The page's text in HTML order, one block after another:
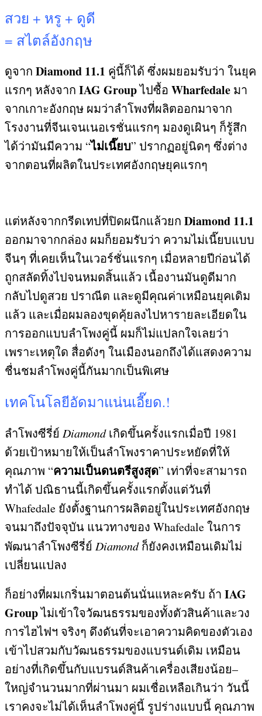
สวย + หรู + ดูดี
= สไตล์อังกฤษ
ดูจาก Diamond 11.1 คู่นี้ก็ได้ ซึ่งผมยอมรับว่า ในยุค
แรกๆ หลังจาก IAG Groupไปซื้อ Wharfedale มา
จากเกาะอังกฤษ ผมว่าลำโพงที่ผลิตออกมาจาก
โรงงานที่จีนเจนเนอเรชั่นแรกๆ มองดูเผินๆ ก็รู้สึก
ได้ว่ามันมีความ “ไม่เนี๊ยบ” ปรากฏอยู่นิดๆ ซึ่งต่าง
จากตอนที่ผลิตในประเทศอังกฤษยุคแรกๆ
แต่หลังจากกรีดเทปที่ปิดผนึกแล้วยก Diamond 11.1
ออกมาจากกล่อง ผมก็ยอมรับว่า ความไม่เนี๊ยบแบบ
จีนๆ ที่เคยเห็นในเวอร์ชั่นแรกๆ เมื่อหลายปีก่อนได้
ถูกสลัดทิ้งไปจนหมดสิ้นแล้ว เนื้องานมันดูดีมาก
กลับไปดูสวย ปราณีต และดูมีคุณค่าเหมือนยุคเดิม
แล้ว และเมื่อผมลองขุดคุ้ยลงไปหารายละเอียดใน
การออกแบบลำโพงคู่นี้ ผมก็ไม่แปลกใจเลยว่า
เพราะเหตุใด สื่อดังๆ ในเมืองนอกถึงได้แสดงความ
ชื่นชมลำโพงคู่นี้กันมากเป็นพิเศษ
เทคโนโลยีอัดมาแน่นเอี๊ยด.!
ลำโพงซีรี่ย์ Diamond เกิดขึ้นครั้งแรกเมื่อปี 1981
ด้วยเป้าหมายให้เป็นลำโพงราคาประหยัดที่ให้
คุณภาพ “ความเป็นดนตรีสูงสุด” เท่าที่จะสามารถ
ทำได้ ปณิธานนี้เกิดขึ้นครั้งแรกตั้งแต่วันที่
Whafedale ยังตั้งฐานการผลิตอยู่ในประเทศอังกฤษ
จนมาถึงปัจจุบัน แนวทางของ Whafedaleในการ
พัฒนาลำโพงซีรี่ย์ Diamondก็ยังคงเหมือนเดิมไม่
เปลี่ยนแปลง
ก็อย่างที่ผมเกริ่นมาตอนต้นนั่นแหละครับ ถ้า IAG
Groupไม่เข้าใจวัฒนธรรมของทั้งตัวสินค้าและวง
การไฮไฟฯ จริงๆ ดึงดันที่จะเอาความคิดของตัวเอง
เข้าไปสวมกับวัฒนธรรมของแบรนด์เดิม เหมือน
อย่างที่เกิดขึ้นกับแบรนด์สินค้าเครื่องเสียงน้อย–
ใหญ่จำนวนมากที่ผ่านมา ผมเชื่อเหลือเกินว่า วันนี้
เราคงจะไม่ได้เห็นลำโพงคู่นี้ รูปร่างแบบนี้ คุณภาพ